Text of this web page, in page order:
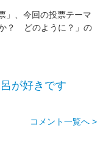
」、今回の投票テーマ
か？ どのように？」の
が好きです
コメント一覧へ >